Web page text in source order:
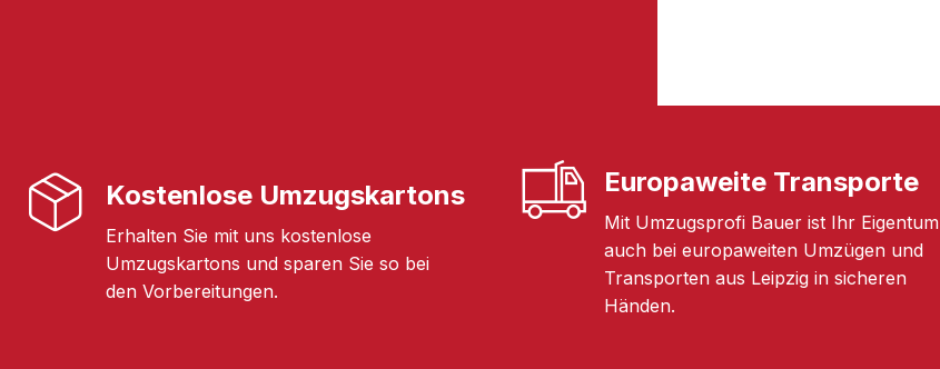
Kostenlose Umzugskartons
Erhalten Sie mit uns kostenlose
Umzugskartons und sparen Sie so bei
den Vorbereitungen.
Europaweite Transporte
Mit Umzugsprofi Bauer ist Ihr Eigentum
auch bei europaweiten Umzügen und
Transporten aus Leipzig in sicheren
Händen.